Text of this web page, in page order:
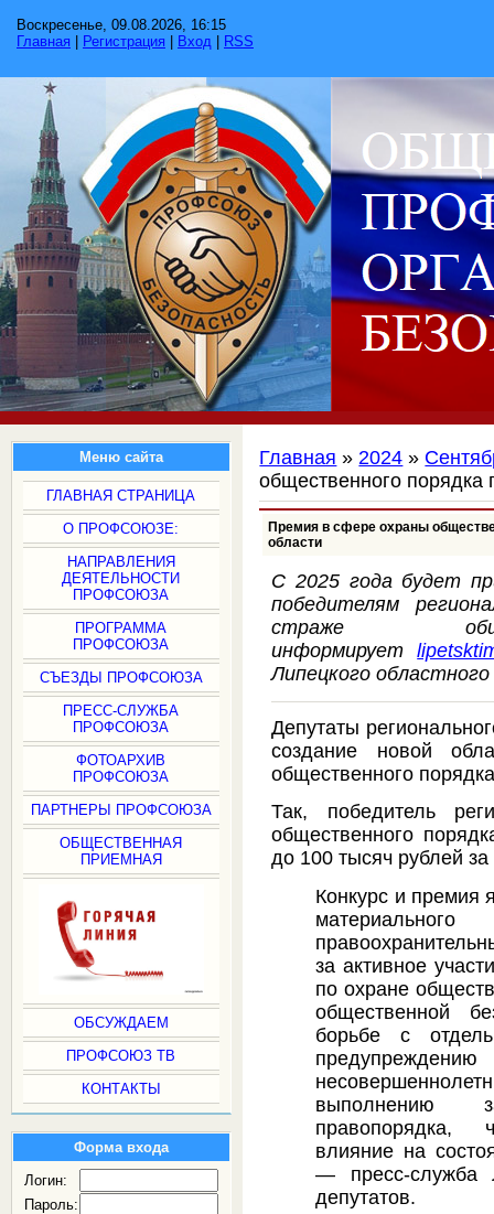
Воскресенье, 09.08.2026, 16:15
Главная
Регистрация Вход RSS
Меню сайта
ГЛАВНАЯ СТРАНИЦА
О ПРОФСОЮЗЕ:
НАПРАВЛЕНИЯ
ДЕЯТЕЛЬНОСТИ
ПРОФСОЮЗА
ПРОГРАММА
ПРОФСОЮЗА
СЪЕЗДЫ ПРОФСОЮЗА
ПРЕСС-СЛУЖБА
ПРОФСОЮЗА
ФОТОАРХИВ
ПРОФСОЮЗА
ПАРТНЕРЫ ПРОФСОЮЗА
ОБЩЕСТВЕННАЯ
ПРИЕМНАЯ
ОБСУЖДАЕМ
ПРОФСОЮЗ ТВ
КОНТАКТЫ
Форма входа
Логин:
Пароль:
Главная »2024 »
общественного порядка
Премия в сфере охраны
области
C 2025 года будет
победителям
страже
информирует
Липецкого
Депутаты
создание новой
общественного
Так, победитель
общественного
до 100 тысяч рублей
Конкурс и премия
за активное
по охране
общественной
борьбе с
выполнению
правопорядка,
влияние на
— пресс-служба
депутатов.